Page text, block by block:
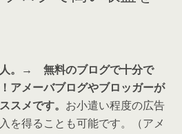
。→ 無料のブログで十分で
アメーバブログやブロッガーが
スメです。 お小遣い程度の広告
を得ることも可能です。（アメ